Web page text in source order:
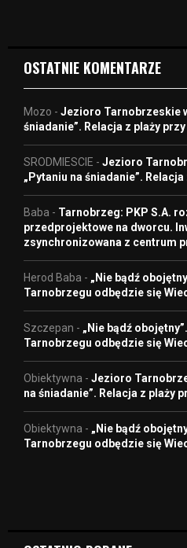
OSTATNIE KOMENTARZE
Mozo - Jezioro Tarnobrzeskie
śniadanie”. Relacja z plaży
SRODMIESCIE - Jezioro
„Pytaniu na śniadanie”.
Baba - Tarnobrzeg: PKP S.A.
przedprojektowe na dworcu.
zsynchronizowana z centrum
Herod Baba - „Nie bądź
Tarnobrzegu odbędzie się
Szczepan - „Nie bądź
Tarnobrzegu odbędzie się
Obiektywna - Jezioro
na śniadanie”. Relacja z plaży
Obiektywna - „Nie bądź
Tarnobrzegu odbędzie się